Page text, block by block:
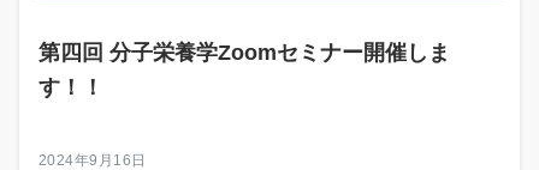
第四回 分子栄養学Zoomセミナー開催しま
す！！
2024年9月16日